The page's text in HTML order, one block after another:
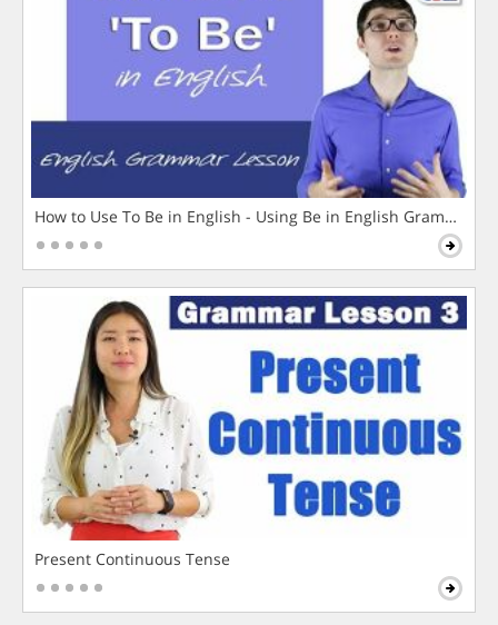
How to Use To Be in English - Using Be in English Grammar
Present Continuous Tense